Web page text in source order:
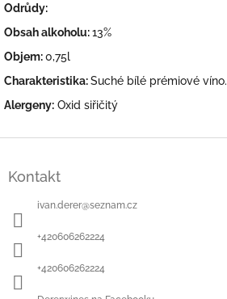
Odrůdy:
Obsah alkoholu:13%
Objem:0,75l
Charakteristika:Suché bílé prémiové víno.
Alergeny: Oxid siřičitý
Kontakt
ivan.derer@seznam.cz
+420606262224
+420606262224